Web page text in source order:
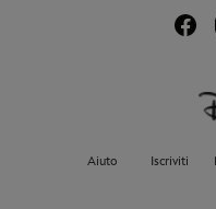
Aiuto Iscriviti